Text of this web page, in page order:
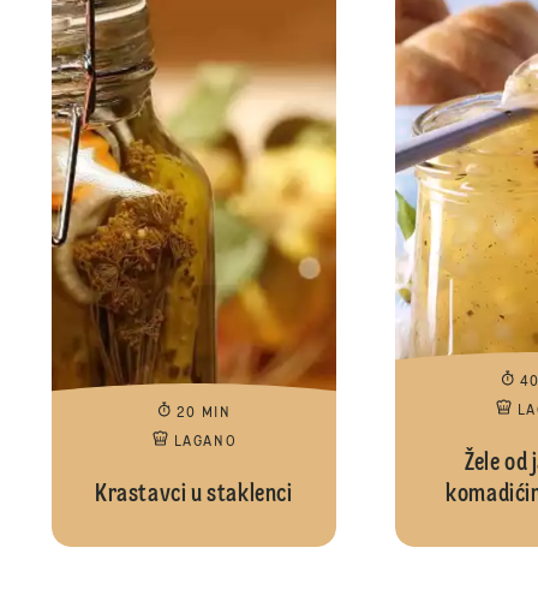
20 MIN
LAGANO
Krastavci u staklenci
Žele od